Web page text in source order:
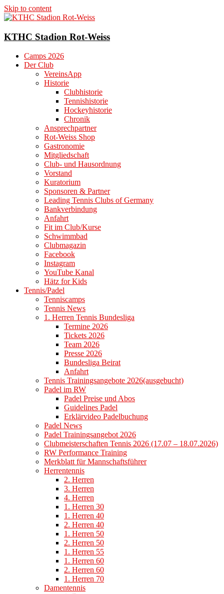
Skip to content
KTHC Stadion Rot-Weiss
Camps 2026
Der Club
VereinsApp
Historie
Clubhistorie
Tennishistorie
Hockeyhistorie
Chronik
Ansprechpartner
Rot-Weiss Shop
Gastronomie
Mitgliedschaft
Club- und Hausordnung
Vorstand
Kuratorium
Sponsoren & Partner
Leading Tennis Clubs of Germany
Bankverbindung
Anfahrt
Fit im Club/Kurse
Schwimmbad
Clubmagazin
Facebook
Instagram
YouTube Kanal
Hätz for Kids
Tennis/Padel
Tenniscamps
Tennis News
1. Herren Tennis Bundesliga
Termine 2026
Tickets 2026
Team 2026
Presse 2026
Bundesliga Beirat
Anfahrt
Tennis Trainingsangebote 2026(ausgebucht)
Padel im RW
Padel Preise und Abos
Guidelines Padel
Erklärvideo Padelbuchung
Padel News
Padel Trainingsangebot 2026
Clubmeisterschaften Tennis 2026 (17.07 – 18.07.2026)
RW Performance Training
Merkblatt für Mannschaftsführer
Herrentennis
2. Herren
3. Herren
4. Herren
1. Herren 30
1. Herren 40
2. Herren 40
1. Herren 50
2. Herren 50
1. Herren 55
1. Herren 60
2. Herren 60
1. Herren 70
Damentennis